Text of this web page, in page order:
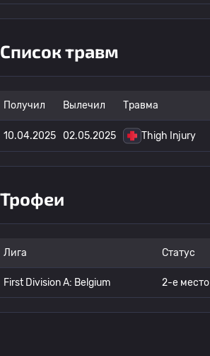
Список травм
Получил Вылечил Травма
10.04.2025 02.05.2025 Thigh Injury
Трофеи
Лига Статус
First Division A: Belgium 2-е место